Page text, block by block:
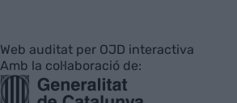
Web auditat per OJD interactiva
Amb la col·laboració de: